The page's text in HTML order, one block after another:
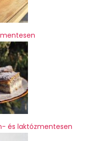
és laktózmentesen